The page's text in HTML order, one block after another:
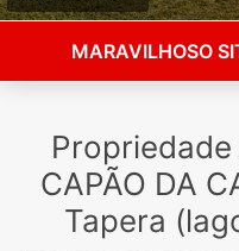
MARAVILHOSO
CAPÃO DA
Tapera